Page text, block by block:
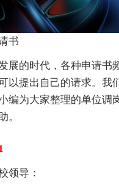
书
展的时代，各种申请书
以提出自己的请求。我
编为大家整理的单位调
。
领导：